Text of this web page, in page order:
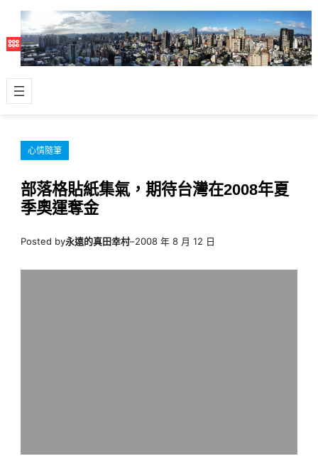
主
容
心情隨筆
部落格貼紙集氣，期待台灣在2008年夏
季奧運奪金
Posted by永遠的真田幸村–2008 年 8 月 12 日